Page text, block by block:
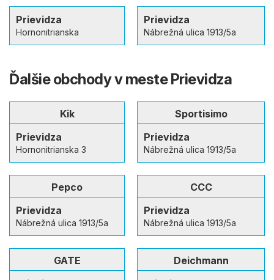
Prievidza
Hornonitrianska
Prievidza
Nábrežná ulica 1913/5a
Ďalšie obchody v meste Prievidza
Kik
Prievidza
Hornonitrianska 3
Sportisimo
Prievidza
Nábrežná ulica 1913/5a
Pepco
Prievidza
Nábrežná ulica 1913/5a
CCC
Prievidza
Nábrežná ulica 1913/5a
GATE
Deichmann